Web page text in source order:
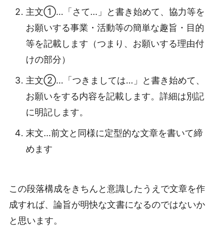
主文①…「さて…」と書き始めて、協力等を
お願いする事業・活動等の簡単な趣旨・目的
等を記載します（つまり、お願いする理由付
けの部分）
主文②…「つきましては…」と書き始めて、
お願いをする内容を記載します。詳細は別記
に明記します。
末文…前文と同様に定型的な文章を書いて締
めます
この段落構成をきちんと意識したうえで文章を作
成すれば、論旨が明快な文書になるのではないか
と思います。